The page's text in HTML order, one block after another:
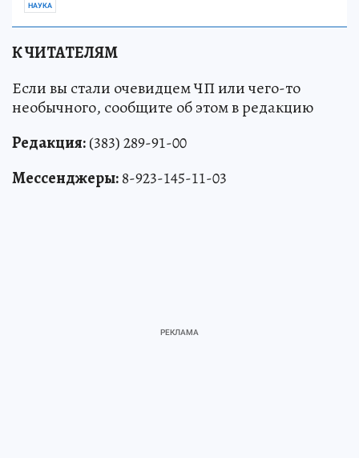
НАУКА
К ЧИТАТЕЛЯМ
Если вы стали очевидцем ЧП или чего-то
необычного, сообщите об этом в редакцию
Редакция:(383) 289-91-00
Мессенджеры:8-923-145-11-03